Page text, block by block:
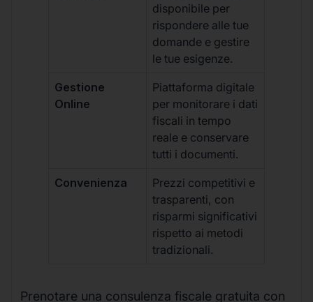
disponibile per
rispondere alle tue
domande e gestire
le tue esigenze.
Gestione
Online
Piattaforma digitale
per monitorare i dati
fiscali in tempo
reale e conservare
tutti i documenti.
Convenienza
Prezzi competitivi e
trasparenti, con
risparmi significativi
rispetto ai metodi
tradizionali.
Prenotare una consulenza fiscale gratuita con